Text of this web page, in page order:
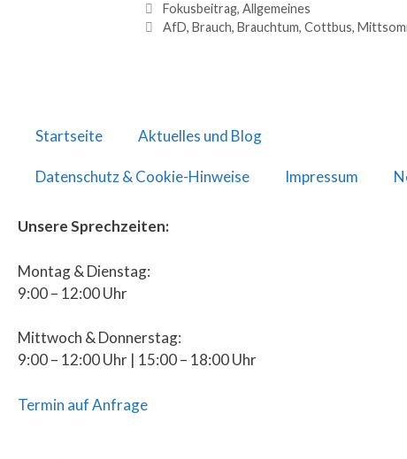
Fokusbeitrag, Allgemeines
AfD, Brauch, Brauchtum, Cottbus,
Startseite Aktuelles und Blog
Datenschutz & Cookie-Hinweise Impressum
Unsere Sprechzeiten:
Montag & Dienstag:
9:00 – 12:00 Uhr
Mittwoch & Donnerstag:
9:00 – 12:00 Uhr | 15:00 – 18:00 Uhr
Termin auf Anfrage